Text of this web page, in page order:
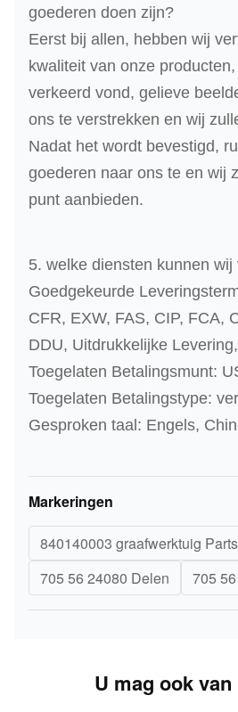
goederen doen zijn?
Eerst bij allen, hebben wij
kwaliteit van onze
verkeerd vond, gelieve
ons te verstrekken en wij
Nadat het wordt bevestigd,
goederen naar ons te en wij
punt aanbieden.
5. welke diensten kunnen wij
Goedgekeurde
CFR, EXW, FAS, CIP, FCA,
DDU, Uitdrukkelijke
Toegelaten Betalingsmunt:
Toegelaten Betalingstype:
Gesproken taal: Engels,
Markeringen
840140003 graafwerktuig Parts
705 56 24080 Delen
705
U mag ook